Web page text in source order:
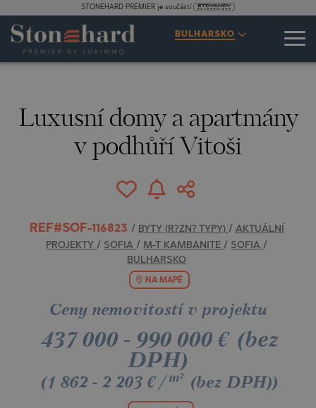
SPECIFIKACE POPIS MAPA GALERIE CENY DOTAZ
STONEHARD PREMIER je součástí
BULHARSKO
FOTOGRAFIE
Luxusní domy a apartmány
v podhůří Vitoši
REF#SOF-116823 / BYTY (R?ZN? TYPY) / AKTUÁLNÍ
PROJEKTY / SOFIA / M-T KAMBANITE / SOFIA /
BULHARSKO
NA MAPĚ
Ceny nemovitostí v projektu
437 000- 990 000€ (bez
DPH)
(1 862 - 2 203 €/ m² (bez DPH))